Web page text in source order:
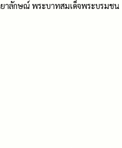
าลักษณ์ พระบาทสมเด็จพระบรมชน